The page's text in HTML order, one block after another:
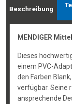
Beschreibung
MENDIGER
Dieses
einem PVC-
den Farben
verfügbar. Seine
ansprechende